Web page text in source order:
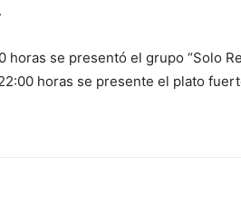
horas se presentó el grupo “Solo
horas se presente el plato